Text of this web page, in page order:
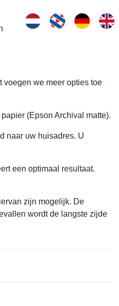
voegen we meer opties toe
(Epson Archival matte).
naar uw huisadres. U
een optimaal resultaat.
zijn mogelijk. De
wordt de langste zijde